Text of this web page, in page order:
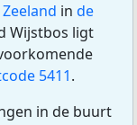
in de
Wijstbos ligt
5411.
in de buurt